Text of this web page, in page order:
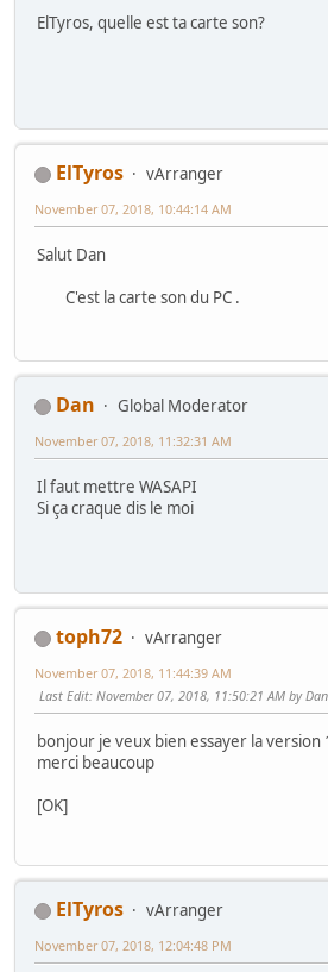
ElTyros, quelle est ta carte son?
ElTyros
vArranger
November 07, 2018, 10:44:14 AM
Salut Dan
C'est la carte son du PC .
Dan
Global Moderator
November 07, 2018, 11:32:31 AM
Il faut mettre WASAPI
Si ça craque dis le moi
toph72
vArranger
November 07, 2018, 11:44:39 AM
Last Edit: November 07, 2018, 11:50:21 AM by Dan
bonjour je veux bien essayer la version
merci beaucoup
[OK]
ElTyros
vArranger
November 07, 2018, 12:04:48 PM